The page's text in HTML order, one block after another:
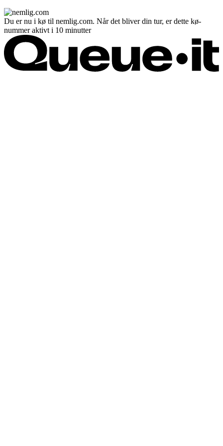
Du er nu i kø til nemlig.com. Når det bliver din tur, er dette kø-
nummer aktivt i 10 minutter